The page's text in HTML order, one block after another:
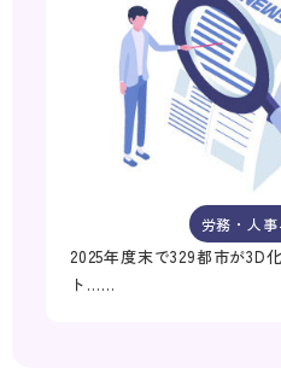
労務・人
2025年度末で329都市が3D
ト……